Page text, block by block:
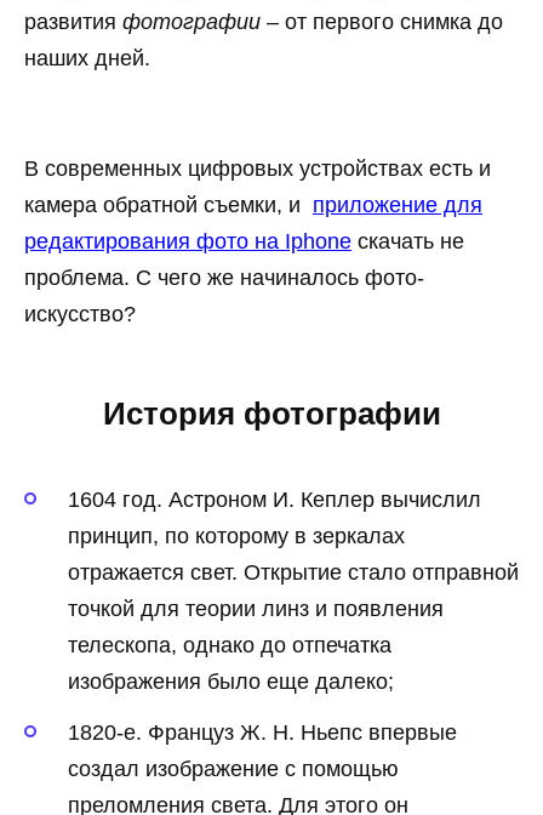
развития фотографии – от первого снимка до
наших дней.
В современных цифровых устройствах есть и
камера обратной съемки, и приложение для
редактирования фото на Iphone скачать не
проблема. С чего же начиналось фото-
искусство?
История фотографии
1604 год. Астроном И. Кеплер вычислил
принцип, по которому в зеркалах
отражается свет. Открытие стало отправной
точкой для теории линз и появления
телескопа, однако до отпечатка
изображения было еще далеко;
1820-е. Француз Ж. Н. Ньепс впервые
создал изображение с помощью
преломления света. Для этого он